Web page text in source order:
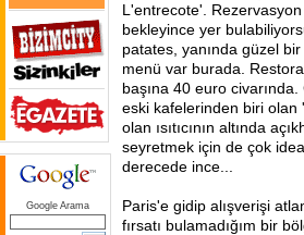
Google Arama
L'entrecote'.
bekleyince yer
patates, yanında güzel
menü var burada.
başına 40 euro
eski kafelerinden biri olan
olan ısıtıcının altında
seyretmek için de çok
derecede ince...
Paris'e gidip alışverişi
fırsatı bulamadığım bir